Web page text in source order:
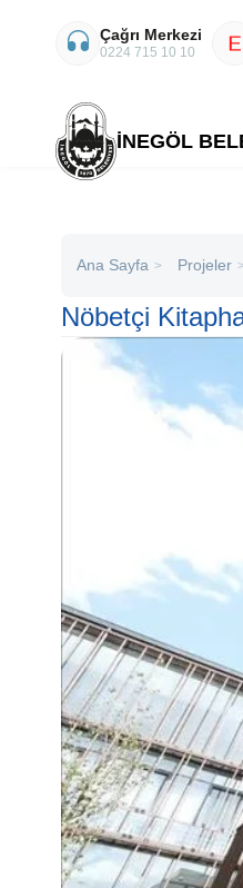
Çağrı Merkezi
0224 715 10 10 E
İNEGÖL
Ana Sayfa > Projeler
Nöbetçi